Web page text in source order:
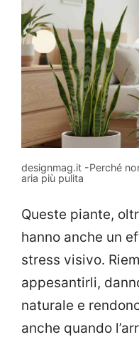
designmag.it -Perché
aria più pulita
Queste piante,
hanno anche un
stress visivo.
appesantirli,
naturale e
anche quando